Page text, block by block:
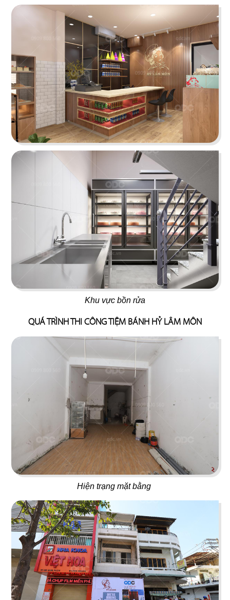
Khu vực bồn rửa
QUÁ TRÌNH THI CÔNG TIỆM BÁNH HỶ LÂM MÔN
Hiện trạng mặt bằng
HIKARI
Nhà hàng Nhật
22
MYUNG TAE MYUNG GA
Nhà hàng Hàn
23
NO NÊ
24
HOÀNG NGỌC
Beach Bar
OPA GREEK
26
BEIRUT
27
BABOON CLUB
Bar
ICE CREAM
Tiệm kem
30
YUMMY CHICKEN
Thức ăn nhanh
31
BREAKING DAWN
Nhà hàng Hàn
32
SUNSHINE BOUTIQUE
Nhà hàng - Showroom